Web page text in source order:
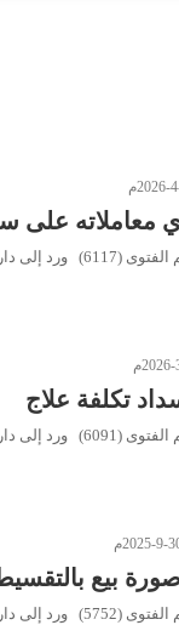
معاملاته على
تمويل استهلاكي، شبيه بنظام…
تكلفة علاج
وجراحة الأسنان، نتعاون مع…
بيع
نحن شركة نعملُ في مجال…